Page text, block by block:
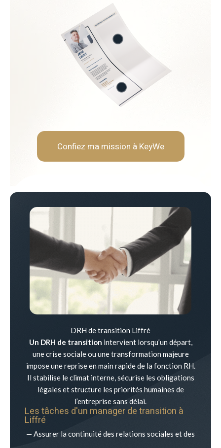
Soft Skills recherchées :
Écoute et intelligence
Fermeté et équité
Gestion des tensions et
Confiez ma mission à KeyWe
DRH de transition Liffré
Un DRH de transition intervient lorsqu’un départ,
une crise sociale ou une transformation majeure
impose une reprise en main rapide de la fonction RH.
Il stabilise le climat interne, sécurise les obligations
légales et structure les priorités humaines de
l’entreprise sans délai.
Les tâches d'un manager de transition à
Liffré
— Assurer la continuité des relations sociales et des